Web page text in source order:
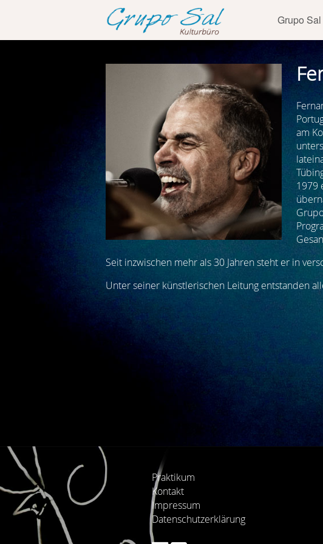
Grupo Sal
am
1979
Seit inzwischen mehr als 30 Jahren steht er in
Unter seiner künstlerischen Leitung entstanden
Praktikum
Kontakt
Impressum
Datenschutzerklärung